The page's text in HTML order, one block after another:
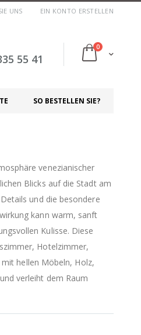
UNS EIN KONTO ERSTELLEN
Cart
0Artikel
55 41
SO BESTELLEN SIE?
venezianischer
Blicks auf die Stadt am
und die besondere
kann warm, sanft
Kulisse. Diese
Hotelzimmer,
hellen Möbeln, Holz,
verleiht dem Raum